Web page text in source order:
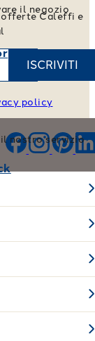
il negozio
nostro servizio
Caleffi e
ISCRIVITI
policy